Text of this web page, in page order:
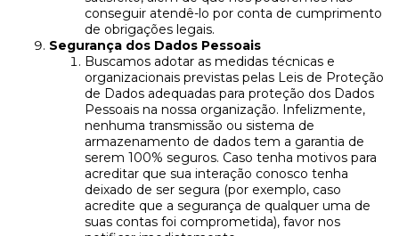
conseguir atendê-lo por conta de cumprimento
de obrigações legais.
Segurança dos Dados Pessoais
Buscamos adotar as medidas técnicas e
organizacionais previstas pelas Leis de Proteção
de Dados adequadas para proteção dos Dados
Pessoais na nossa organização. Infelizmente,
nenhuma transmissão ou sistema de
armazenamento de dados tem a garantia de
serem 100% seguros. Caso tenha motivos para
acreditar que sua interação conosco tenha
deixado de ser segura (por exemplo, caso
acredite que a segurança de qualquer uma de
suas contas foi comprometida), favor nos